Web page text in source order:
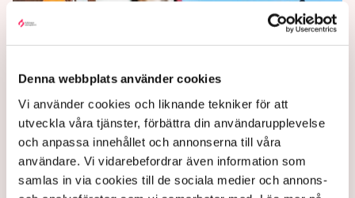
Denna webbplats använder cookies
Vi använder cookies och liknande tekniker för att
utveckla våra tjänster, förbättra din användarupplevelse
och anpassa innehållet och annonserna till våra
användare. Vi vidarebefordrar även information som
samlas in via cookies till de sociala medier och annons-
Händer i veckan